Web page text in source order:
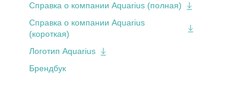
Справка о компании Aquarius (полная)
Справка о компании Aquarius
(короткая)
Логотип Aquarius
Брендбук